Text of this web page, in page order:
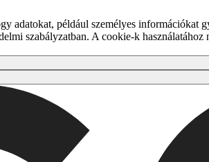
adatokat, például személyes információkat
szabályzatban. A cookie-k